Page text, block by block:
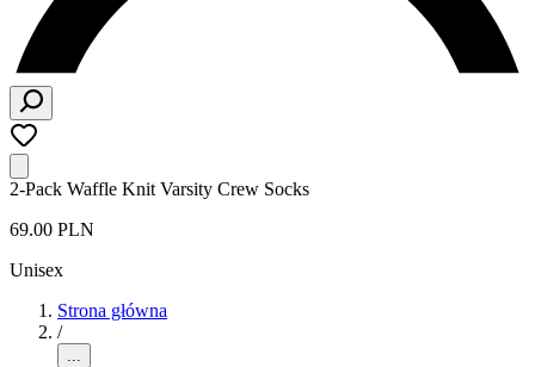
2-Pack Waffle Knit Varsity Crew Socks
69.00 PLN
Unisex
Strona główna
/
...